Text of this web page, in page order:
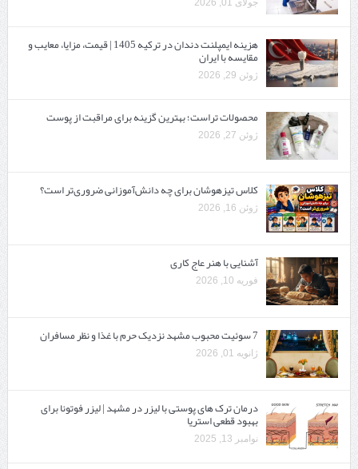
هزینه ایمپلنت دندان در ترکیه 1405 | قیمت، مزایا، معایب و
مقایسه با ایران
ژوئن 29, 2026
محصولات تراست؛ بهترین گزینه برای مراقبت از پوست
ژوئن 27, 2026
کلاس تیزهوشان برای چه دانش‌آموزانی ضروری‌تر است؟
ژوئن 16, 2026
آشنایی با هنر عاج کاری
فوریه 10, 2026
7 سوئیت محبوب مشهد نزدیک حرم با غذا و نظر مسافران
ژانویه 01, 2026
درمان ترک های پوستی با لیزر در مشهد | لیزر فوتونا برای
بهبود قطعی استریا
نوامبر 13, 2025